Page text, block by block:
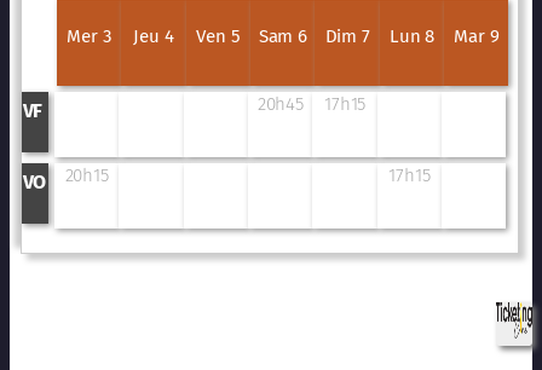
Mer 3 Jeu 4 Ven 5 Sam 6 Dim 7 Lun 8 Mar 9
VF 20h45 17h15
VO 20h15 17h15